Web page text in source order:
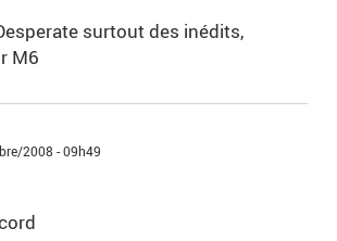
surtout des inédits,
M6
2008 - 09h49